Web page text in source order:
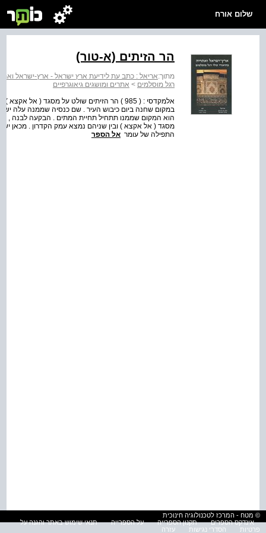
שלום אורח
הר הזיתים (א-טור)
מתוך:אריאל : כתב עת לידיעת ארץ ישראל - ארץ-ישראל
רגל מוסלמים > אתרים ומושגים גיאוגרפיים
אלמקדסי : ( 985 ) הר הזיתים שולט על מסגד (
במקום שחנה ביום כיבוש העיר . שם כנסיה שממנה עלה
מסגד ( אל אקצא ) ובין שניהם נמצא עמק הקדרון . מכאן
התפילה של עומר אל הספר
© מטח - המרכז לטכנולוגיה חינוכית
אינדקס הספרים
תקנון הספרייה על הספרייה
תנאי שימוש באתר והגנה על
פרטיות
הסדרי נגישות עזרה